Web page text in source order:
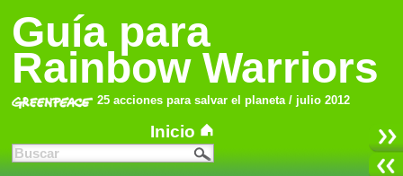
Guía para
Rainbow Warriors
25 acciones para salvar el planeta / julio 2012
Inicio